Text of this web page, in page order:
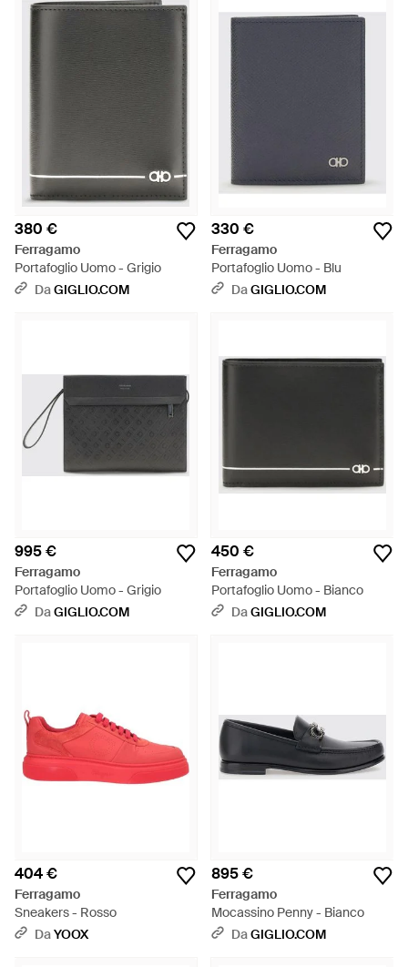
380 €
Ferragamo
Portafoglio Uomo - Grigio
DaGIGLIO.COM
330 €
Ferragamo
Portafoglio Uomo - Blu
DaGIGLIO.COM
995 €
Ferragamo
Portafoglio Uomo - Grigio
DaGIGLIO.COM
450 €
Ferragamo
Portafoglio Uomo - Bianco
DaGIGLIO.COM
404 €
Ferragamo
Sneakers - Rosso
DaYOOX
895 €
Ferragamo
Mocassino Penny - Bianco
DaGIGLIO.COM